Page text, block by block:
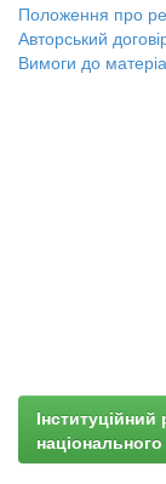
Положення про
Авторський
Вимоги до